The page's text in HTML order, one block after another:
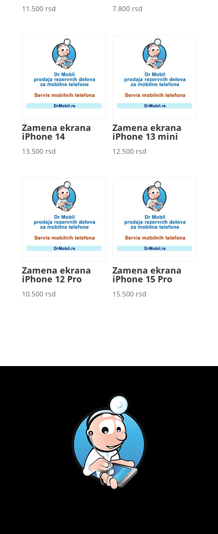
11.500 rsd 7.800 rsd
Zamena ekrana
iPhone 14
13.500 rsd
Zamena ekrana
iPhone 13 mini
12.500 rsd
Zamena ekrana
iPhone 12 Pro
10.500 rsd
Zamena ekrana
iPhone 15 Pro
15.500 rsd